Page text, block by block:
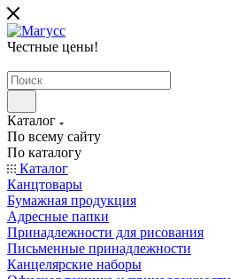
Честные цены!
Каталог
По всему сайту
По каталогу
Каталог
Канцтовары
Бумажная продукция
Адресные папки
Принадлежности для рисования
Письменные принадлежности
Канцелярские наборы